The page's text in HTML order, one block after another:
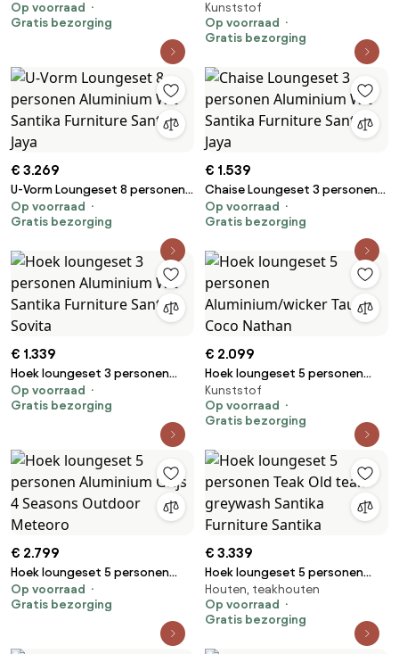
Aluminium Wit Santika Furniture
Santika Jaya
Op voorraad
Gratis bezorging
Aluminium Grijs Santika
Furniture Santika Yovita
Kunststof
Op voorraad
Gratis bezorging
€ 3.269
U-Vorm Loungeset 8 personen
Aluminium Wit Santika Furniture
Santika Jaya
Op voorraad
Gratis bezorging
€ 1.539
Chaise Loungeset 3 personen
Aluminium Wit Santika Furniture
Santika Jaya
Op voorraad
Gratis bezorging
€ 1.339
Hoek loungeset 3 personen
Aluminium Wit Santika Furniture
Santika Sovita
Op voorraad
Gratis bezorging
€ 2.099
Hoek loungeset 5 personen
Aluminium/wicker Taupe Coco
Nathan
Kunststof
Op voorraad
Gratis bezorging
€ 2.799
Hoek loungeset 5 personen
Aluminium Grijs 4 Seasons
Outdoor Meteoro
Op voorraad
Gratis bezorging
€ 3.339
Hoek loungeset 5 personen
Teak Old teak greywash
Santika Furniture Santika
Houten, teakhouten
Op voorraad
Gratis bezorging